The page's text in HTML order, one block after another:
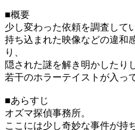
■概要
少し変わった依頼を調査して
持ち込まれた映像などの違和
り、
隠された謎を解き明かしたり
若干のホラーテイストが入っ
■あらすじ
オズマ探偵事務所。
ここには少し奇妙な事件が持